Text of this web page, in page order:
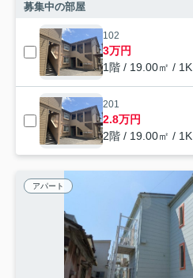
募集中の部屋
102
3万円
1階 / 19.00㎡ / 1K
201
2.8万円
2階 / 19.00㎡ / 1K
アパート